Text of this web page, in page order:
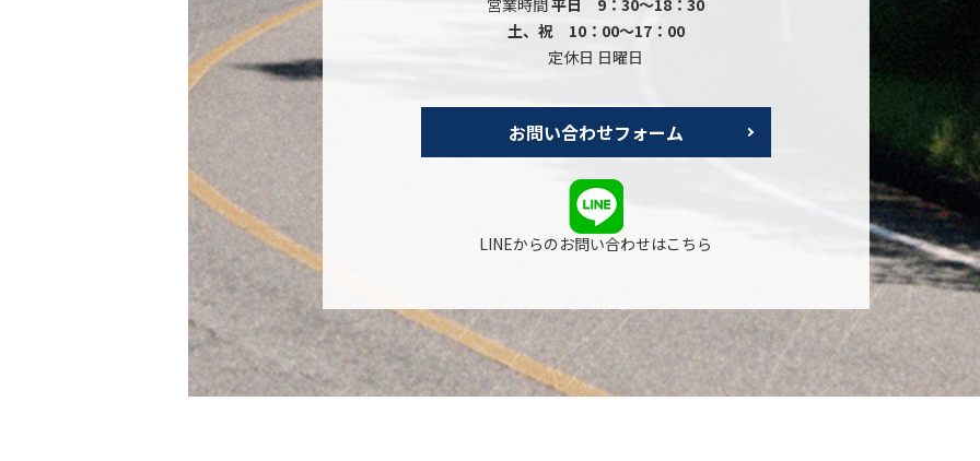
土、祝 10：00～17：00
定休日 日曜日
お問い合わせフォーム
LINEからのお問い合わせはこちら